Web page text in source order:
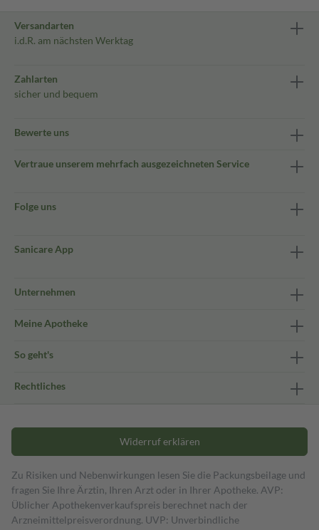
Versandarten
i.d.R. am nächsten Werktag
Zahlarten
sicher und bequem
Bewerte uns
Vertraue unserem mehrfach ausgezeichneten Service
Folge uns
Sanicare App
Unternehmen
Meine Apotheke
So geht's
Rechtliches
Widerruf erklären
Zu Risiken und Nebenwirkungen lesen Sie die Packungsbeilage und
fragen Sie Ihre Ärztin, Ihren Arzt oder in Ihrer Apotheke. AVP:
Üblicher Apothekenverkaufspreis berechnet nach der
Arzneimittelpreisverordnung. UVP: Unverbindliche